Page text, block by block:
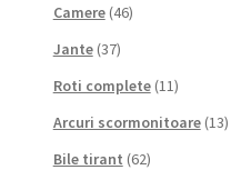
Camere (46)
Jante (37)
Roti complete (11)
Arcuri scormonitoare (13)
Bile tirant (62)